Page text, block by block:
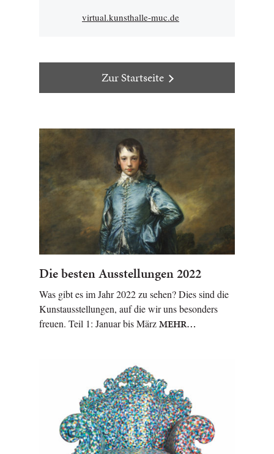
virtual.kunsthalle-muc.de
Zur Startseite
Die besten Ausstellungen 2022
Was gibt es im Jahr 2022 zu sehen? Dies sind die
Kunstausstellungen, auf die wir uns besonders
freuen. Teil 1: Januar bis MärzMEHR…